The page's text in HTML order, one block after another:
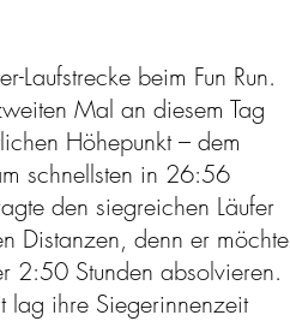
Laufstrecke beim Fun Run.
Mal an diesem Tag
Höhepunkt – dem
schnellsten in 26:56
den siegreichen Läufer
Distanzen, denn er möchte
2:50 Stunden absolvieren.
lag ihre Siegerinnenzeit